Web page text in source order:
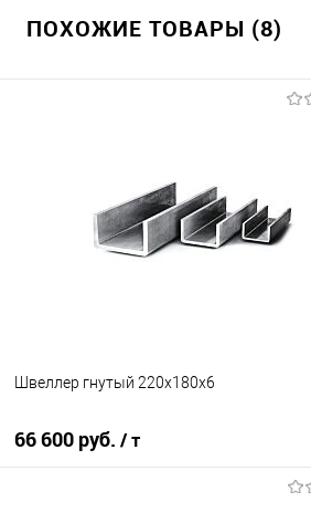
ПОХОЖИЕ ТОВАРЫ (8)
Швеллер гнутый 220х180х6
66 600 руб. / т